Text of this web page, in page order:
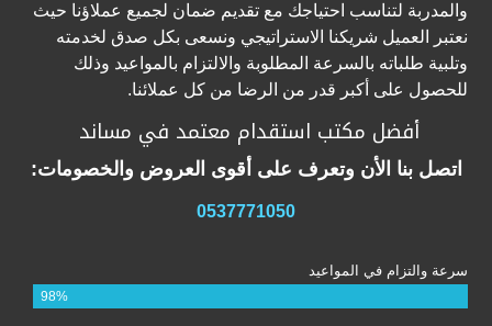
والمدربة لتناسب احتياجك مع تقديم ضمان لجميع عملاؤنا حيث
نعتبر العميل شريكنا الاستراتيجي ونسعى بكل صدق لخدمته
وتلبية طلباته بالسرعة المطلوبة والالتزام بالمواعيد وذلك
للحصول على أكبر قدر من الرضا من كل عملائنا.
أفضل مكتب استقدام معتمد في مساند
اتصل بنا الأن وتعرف على أقوى العروض والخصومات:
0537771050
سرعة والتزام في المواعيد
98%